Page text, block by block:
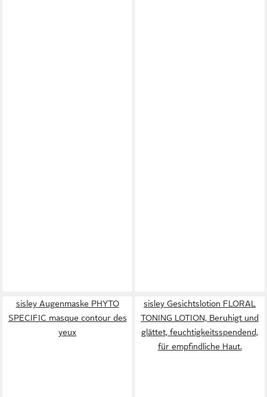
sisley Augenmaske PHYTO
SPECIFIC masque contour des
yeux
sisley Gesichtslotion FLORAL
TONING LOTION, Beruhigt und
glättet, feuchtigkeitsspendend,
für empfindliche Haut.